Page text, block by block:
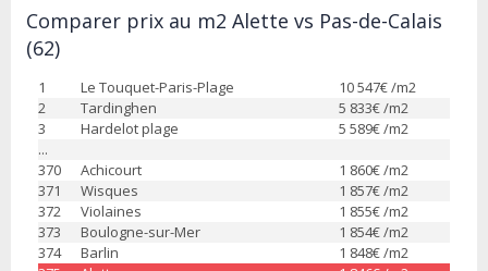
Comparer prix au m2 Alette vs Pas-de-Calais
(62)
1 Le Touquet-Paris-Plage 10 547€ /m2
2
Tardinghen 5 833€ /m2
3
Hardelot plage 5 589€ /m2
...
370
Achicourt 1 860€ /m2
371
Wisques 1 857€ /m2
372
Violaines 1 855€ /m2
373
Boulogne-sur-Mer 1 854€ /m2
374
Barlin 1 848€ /m2